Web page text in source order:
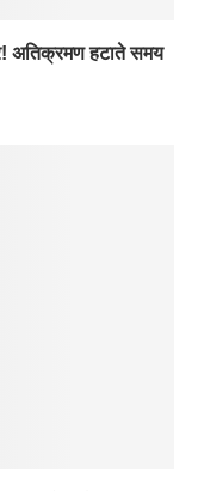
अतिक्रमण हटाते समय